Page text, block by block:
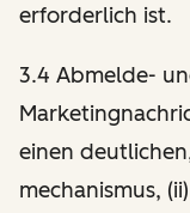
erforderlich ist.
3.4 Abmelde-
einen
mechanismus,